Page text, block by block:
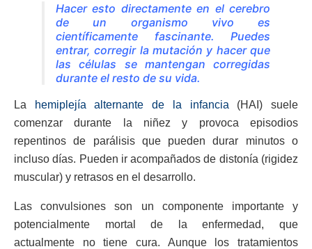
Hacer esto directamente en el cerebro
de un organismo vivo es
científicamente fascinante. Puedes
entrar, corregir la mutación y hacer que
las células se mantengan corregidas
durante el resto de su vida.
La hemiplejía alternante de la infancia (HAI) suele
comenzar durante la niñez y provoca episodios
repentinos de parálisis que pueden durar minutos o
incluso días. Pueden ir acompañados de distonía (rigidez
muscular) y retrasos en el desarrollo.
Las convulsiones son un componente importante y
potencialmente mortal de la enfermedad, que
actualmente no tiene cura. Aunque los tratamientos